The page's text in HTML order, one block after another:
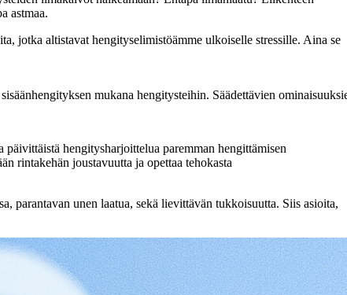
astmaa.
jotka altistavat hengityselimistöämme ulkoiselle stressille. Aina se
mukana hengitysteihin. Säädettävien
hengitysharjoittelua paremman hengittämisen
rintakehän joustavuutta ja opettaa tehokasta
parantavan unen laatua, sekä lievittävän tukkoisuutta. Siis asioita,